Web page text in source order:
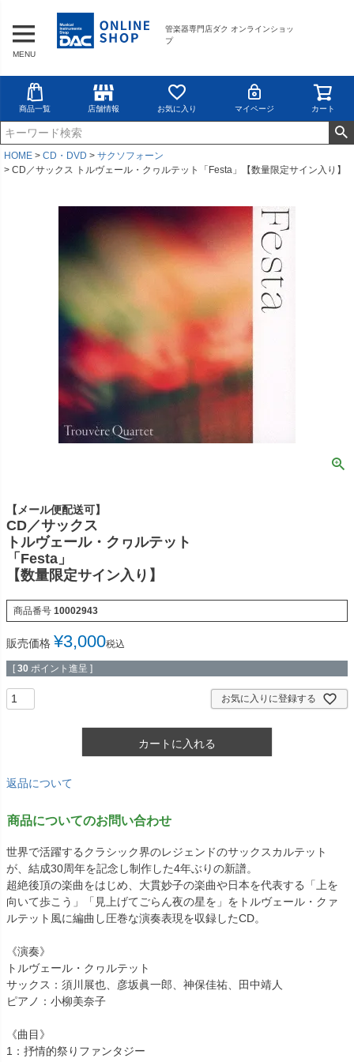
管楽器専門店ダク オンラインショッ
プ
MENU
商品一覧 店舗情報 お気に入り マイページ カート
HOME CD・DVD
サクソフォーン
CD／サックス トルヴェール・クヮルテット「Festa」【数量限定サイン入り】
【メール便配送可】
CD／サックス
トルヴェール・クヮルテット
「Festa」
【数量限定サイン入り】
商品番号 10002943
販売価格 ¥3,000税込
[ 30 ポイント進呈 ]
お気に入りに登録する
カートに入れる
返品について
商品についてのお問い合わせ
世界で活躍するクラシック界のレジェンドのサックスカルテット
が、結成30周年を記念し制作した4年ぶりの新譜。
超絶後頂の楽曲をはじめ、大貫妙子の楽曲や日本を代表する「上を
向いて歩こう」「見上げてごらん夜の星を」をトルヴェール・クァ
ルテット風に編曲し圧巻な演奏表現を収録したCD。
《演奏》
トルヴェール・クヮルテット
サックス：須川展也、彦坂眞一郎、神保佳祐、田中靖人
ピアノ：小柳美奈子
《曲目》
1：抒情的祭りファンタジー